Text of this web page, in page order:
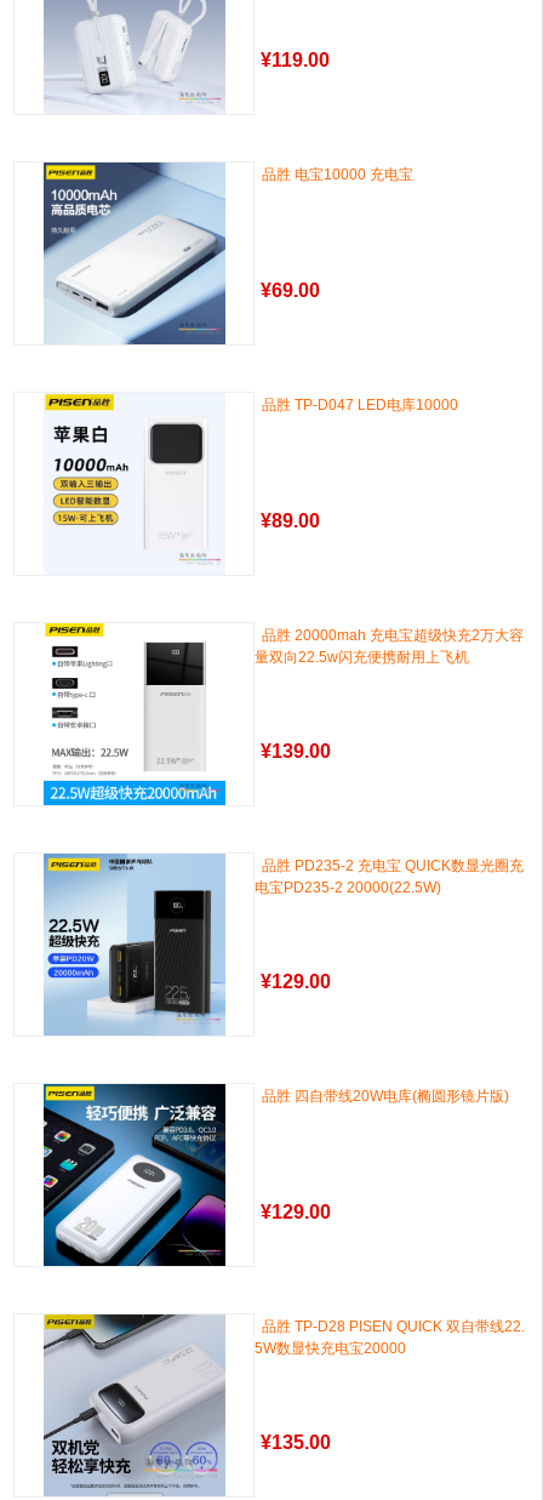
¥119.00
品胜 电宝10000 充电宝
¥69.00
品胜 TP-D047 LED电库10000
¥89.00
品胜 20000mah 充电宝超级快充2万大容
量双向22.5w闪充便携耐用上飞机
¥139.00
品胜 PD235-2 充电宝 QUICK数显光圈充
电宝PD235-2 20000(22.5W)
¥129.00
品胜 四自带线20W电库(椭圆形镜片版)
¥129.00
品胜 TP-D28 PISEN QUICK 双自带线22.
5W数显快充电宝20000
¥135.00